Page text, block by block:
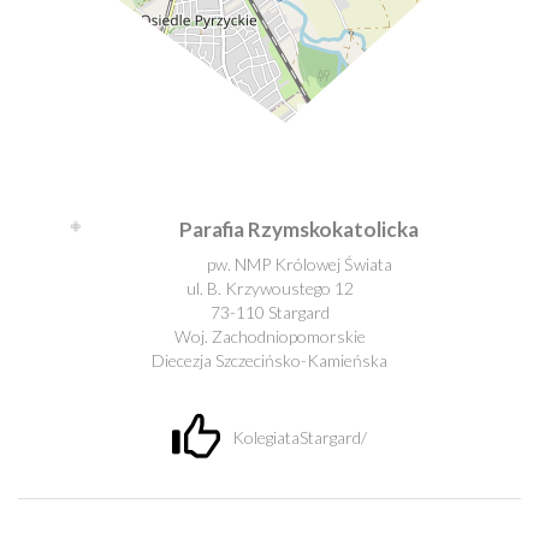
Parafia Rzymskokatolicka
pw. NMP Królowej Świata
ul. B. Krzywoustego 12
73-110 Stargard
Woj. Zachodniopomorskie
Diecezja Szczecińsko-Kamieńska
KolegiataStargard/